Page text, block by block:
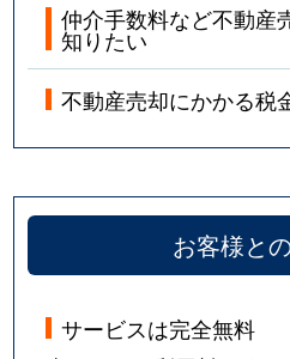
仲介手数料など不動産
知りたい
不動産売却にかかる税
お客様と
サービスは完全無料